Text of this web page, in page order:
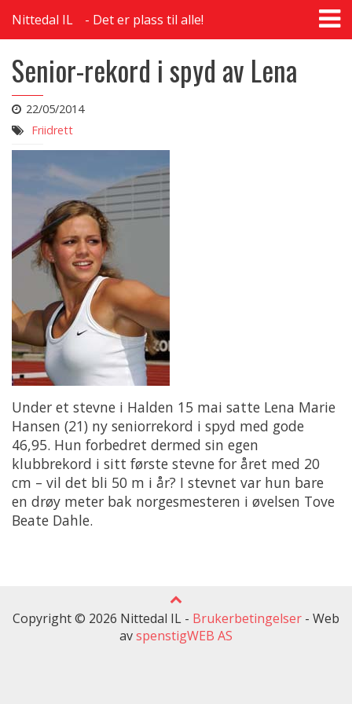
Nittedal IL Det er plass til alle!
Senior-rekord i spyd av Lena
22/05/2014
Friidrett
Under et stevne i Halden 15 mai satte Lena Marie
Hansen (21) ny seniorrekord i spyd med gode
46,95. Hun forbedret dermed sin egen
klubbrekord i sitt første stevne for året med 20
cm – vil det bli 50 m i år? I stevnet var hun bare
en drøy meter bak norgesmesteren i øvelsen Tove
Beate Dahle.
Copyright © 2026 Nittedal IL - Brukerbetingelser - Web
avspenstigWEB AS